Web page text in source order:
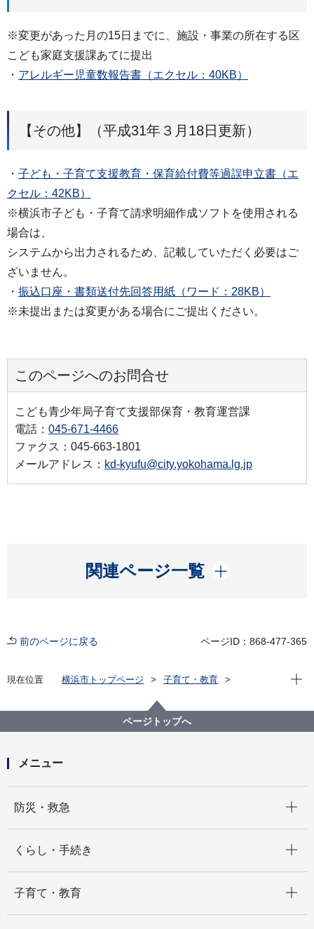
※変更があった月の15日までに、施設・事業の所在する区
こども家庭支援課あてに提出
・ アレルギー児童数報告書（エクセル：40KB）
【その他】（平成31年３月18日更新）
・ 子ども・子育て支援教育・保育給付費等過誤申立書（エ
クセル：42KB）
※横浜市子ども・子育て請求明細作成ソフトを使用される
場合は、
システムから出力されるため、記載していただく必要はご
ざいません。
・ 振込口座・書類送付先回答用紙（ワード：28KB）
※未提出または変更がある場合にご提出ください。
このページへのお問合せ
こども青少年局子育て支援部保育・教育運営課
電話： 045-671-4466
ファクス：045-663-1801
メールアドレス： kd-kyufu@city.yokohama.lg.jp
関連ページ一覧
開く
前のページに戻る ページID：868-477-365
現在位置 横浜市トップページ
子育て・教育
請求事務に関する様式・要綱
請求事務に関する各種様式
小規模保育事業C型（令和元年度下半期用）
現在
ページトップへ
メニュー
防災・救急
くらし・手続き
子育て・教育